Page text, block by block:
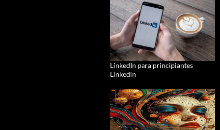
LinkedIn para principiantes
Linkedin